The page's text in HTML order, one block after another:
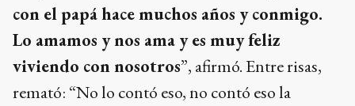
con el papá hace muchos años y conmigo.
Lo amamos y nos ama y es muy feliz
viviendo con nosotros”, afirmó. Entre risas,
remató: “No lo contó eso, no contó eso la